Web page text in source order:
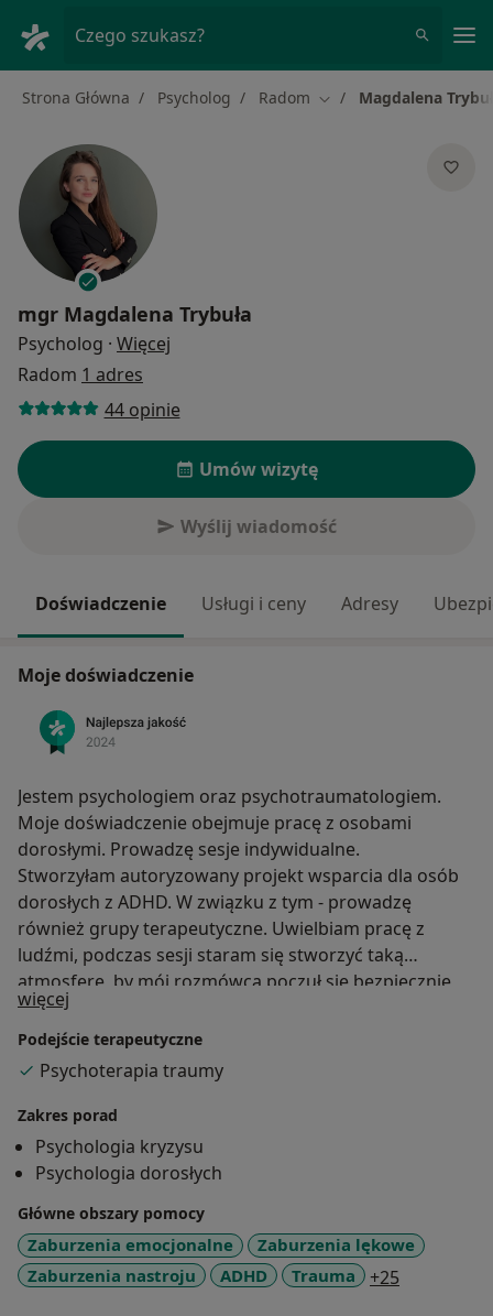
Czego szukasz?
Strona Główna Psycholog Radom Zmień miasto
Magdalena
mgr Magdalena Trybuła
Psycholog · Więcej
Radom 1 adres
44 opinie
Umów wizytę
Wyślij wiadomość
Doświadczenie Usługi i ceny Adresy
Moje doświadczenie
Jestem psychologiem oraz psychotraumatologiem.
Moje doświadczenie obejmuje pracę z osobami
dorosłymi. Prowadzę sesje indywidualne.
Stworzyłam autoryzowany projekt wsparcia dla osób
dorosłych z ADHD. W związku z tym - prowadzę
również grupy terapeutyczne. Uwielbiam pracę z
ludźmi, podczas sesji staram się stworzyć taką
atmosferę, by mój rozmówca poczuł się bezpiecznie,
swobodnie - po prostu dobrze. Jako psycholog zawsze
kieruję się dobrem pacjenta. Ogromną wagę
przykładam do budowania relacji z osobą, którą chcę
wspierać. Zdecydowanie stawiam na ciągły rozwój, co
pozwala mi oferować pacjentom aktualne i skuteczne
podejście. Stale poszerzam swoją wiedzę w obszarze
zdrowia psychicznego. Regularnie biorę udział w
biorę udział w systematycznych interwizjach. Pracuję
zgodnie z Kodeksem Etycznym Psychologa.
więcej
Podejście terapeutyczne
Psychoterapia traumy
Zakres porad
Psychologia kryzysu
Psychologia dorosłych
Główne obszary pomocy
Zaburzenia emocjonalne
Zaburzenia lękowe
Zaburzenia nastroju
ADHD Trauma +25